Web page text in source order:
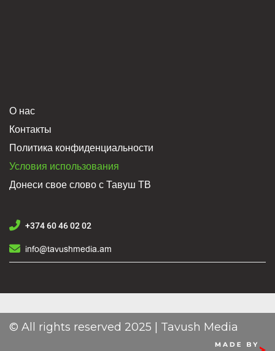
О нас
Контакты
Политика конфиденциальности
Условия использования
Донеси свое слово с Тавуш ТВ
+374 60 46 02 02
info@tavushmedia.am
© All rights reserved 2025 | Tavush Media